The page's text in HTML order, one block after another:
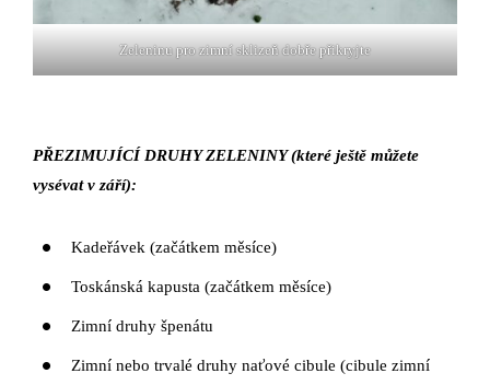
Zeleninu pro zimní sklizeň dobře přikryjte
PŘEZIMUJÍCÍ DRUHY ZELENINY (které ještě můžete
vysévat v září):
Kadeřávek (začátkem měsíce)
Toskánská kapusta (začátkem měsíce)
Zimní druhy špenátu
Zimní nebo trvalé druhy naťové cibule (cibule zimní